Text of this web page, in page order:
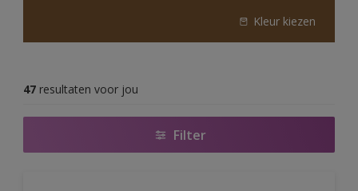
Kleur kiezen
47 resultaten voor jou
Filter